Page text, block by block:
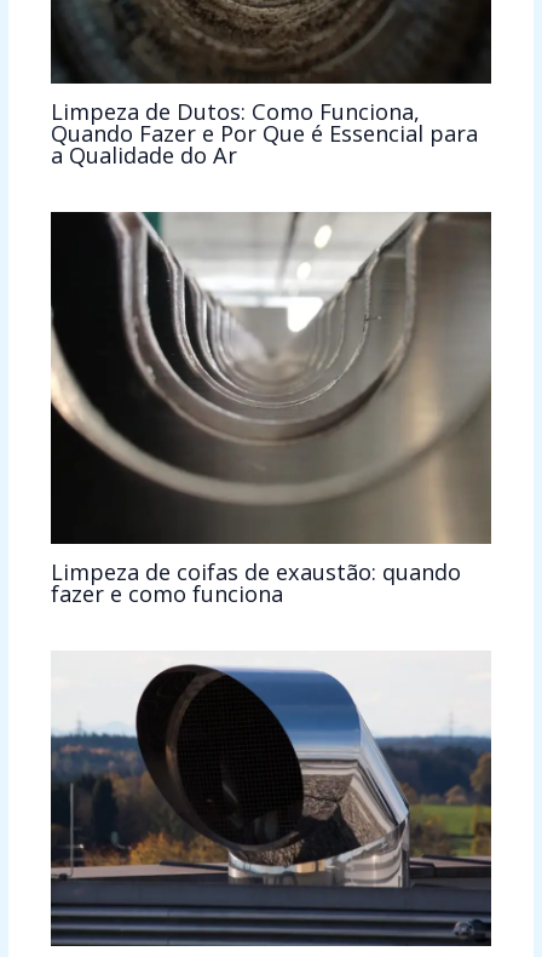
Limpeza de Dutos: Como Funciona,
Quando Fazer e Por Que é Essencial para
a Qualidade do Ar
Limpeza de coifas de exaustão: quando
fazer e como funciona